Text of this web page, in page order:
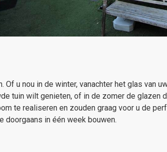
u nou in de winter, vanachter het glas van
tuin wilt genieten, of in de zomer de glazen
te realiseren en zouden graag voor u de
doorgaans in één week bouwen.